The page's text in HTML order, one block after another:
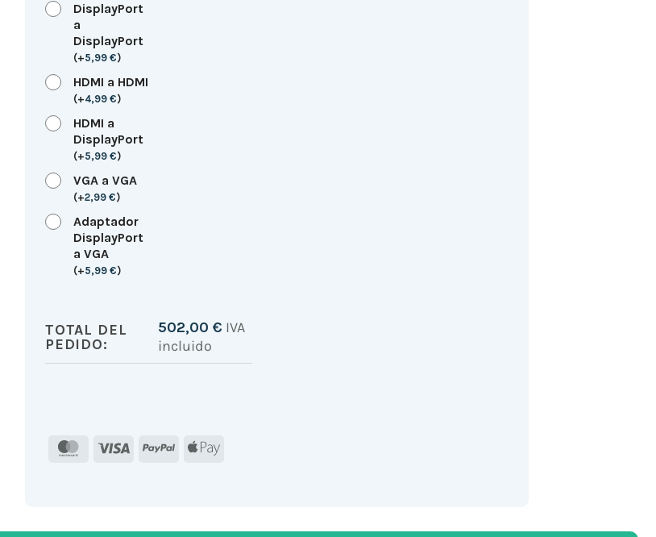
DisplayPort
a
DisplayPort
(+5,99 €)
HDMI a HDMI
(+4,99 €)
HDMI a
DisplayPort
(+5,99 €)
VGA a VGA
(+2,99 €)
Adaptador
DisplayPort
a VGA
(+5,99 €)
TOTAL DEL
PEDIDO:
502,00 € IVA
incluido
MasterCard
Visa PayPal Apple